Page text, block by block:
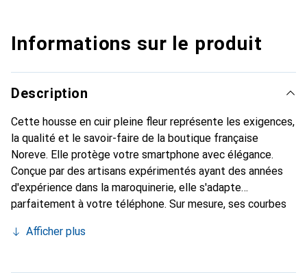
Informations sur le produit
Description
Cette housse en cuir pleine fleur représente les exigences,
la qualité et le savoir-faire de la boutique française
Noreve. Elle protège votre smartphone avec élégance.
Conçue par des artisans expérimentés ayant des années
d'expérience dans la maroquinerie, elle s'adapte
parfaitement à votre téléphone. Sur mesure, ses courbes
devient l'accessoire chic et indispensable pour votre
produits de haute qualité, la marque Noreve est un choix
Afficher plus